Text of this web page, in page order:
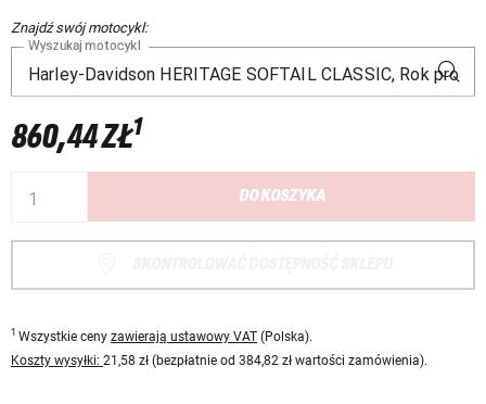
Znajdź swój motocykl:
Wyszukaj motocykl
860,44 ZŁ1
DO KOSZYKA
1 Wszystkie ceny zawierają ustawowy VAT (Polska).
Koszty wysyłki: 21,58 zł (bezpłatnie od 384,82 zł wartości zamówienia).